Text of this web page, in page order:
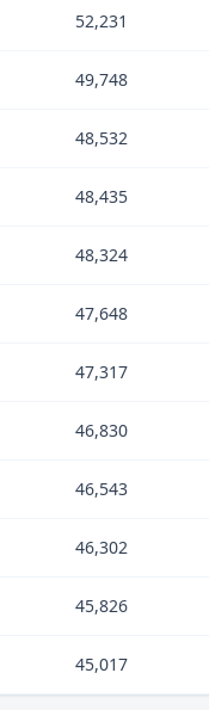
52,231
49,748
48,532
48,435
48,324
47,648
47,317
46,830
46,543
46,302
45,826
45,017